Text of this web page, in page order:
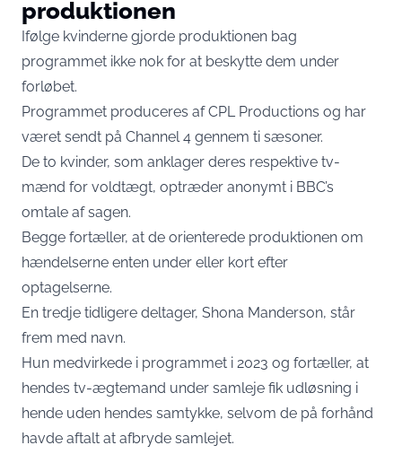
produktionen
Ifølge kvinderne gjorde produktionen bag
programmet ikke nok for at beskytte dem under
forløbet.
Programmet produceres af CPL Productions og har
været sendt på Channel 4 gennem ti sæsoner.
De to kvinder, som anklager deres respektive tv-
mænd for voldtægt, optræder anonymt i BBC’s
omtale af sagen.
Begge fortæller, at de orienterede produktionen om
hændelserne enten under eller kort efter
optagelserne.
En tredje tidligere deltager, Shona Manderson, står
frem med navn.
Hun medvirkede i programmet i 2023 og fortæller, at
hendes tv-ægtemand under samleje fik udløsning i
hende uden hendes samtykke, selvom de på forhånd
havde aftalt at afbryde samlejet.